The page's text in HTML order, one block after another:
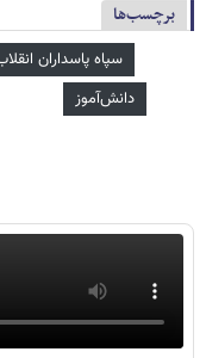
برچسب‌ها
سپاه پاسداران
دانش‌آموز